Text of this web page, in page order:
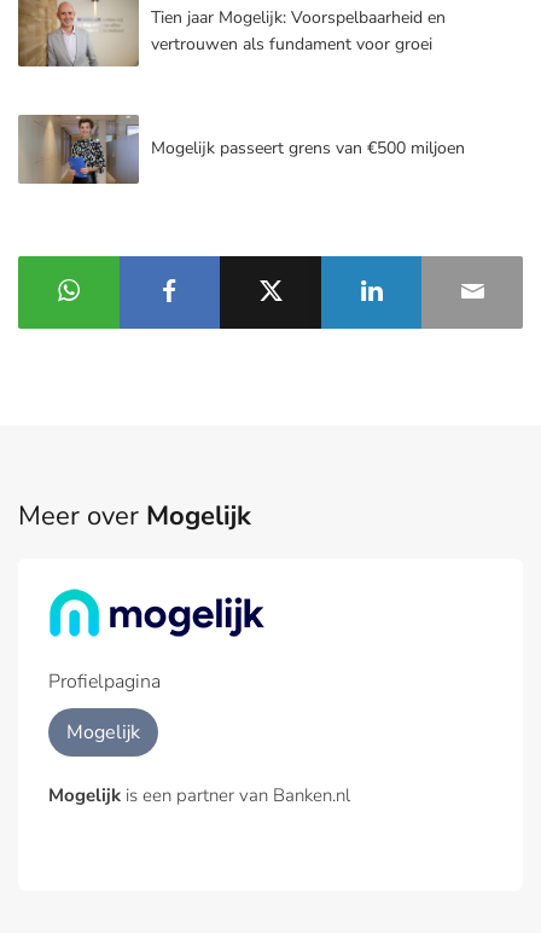
Tien jaar Mogelijk: Voorspelbaarheid en
vertrouwen als fundament voor groei
Mogelijk passeert grens van €500 miljoen
Meer over Mogelijk
Profielpagina
Mogelijk
Mogelijk is een partner van Banken.nl